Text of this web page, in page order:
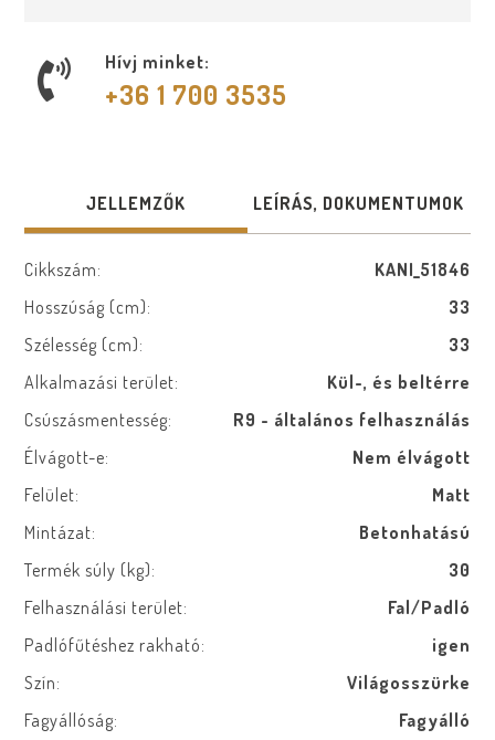
Hívj minket:
+36 1 700 3535
JELLEMZŐK LEÍRÁS, DOKUMENTUMOK
Cikkszám:
KANI_51846
Hosszúság (cm):
33
Szélesség (cm):
33
Alkalmazási terület:
Kül-, és beltérre
Csúszásmentesség:
R9 - általános felhasználás
Élvágott-e:
Nem élvágott
Felület:
Matt
Mintázat:
Betonhatású
Termék súly (kg):
30
Felhasználási terület:
Fal/Padló
Padlófűtéshez rakható:
igen
Szín:
Világosszürke
Fagyállóság:
Fagyálló